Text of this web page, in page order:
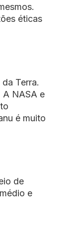
éticas
Terra.
A NASA e
é muito
de
e